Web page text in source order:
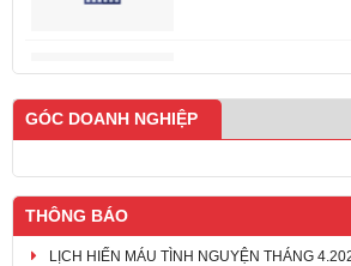
GÓC DOANH NGHIỆP
THÔNG BÁO
LỊCH HIẾN MÁU TÌNH NGUYỆN THÁNG